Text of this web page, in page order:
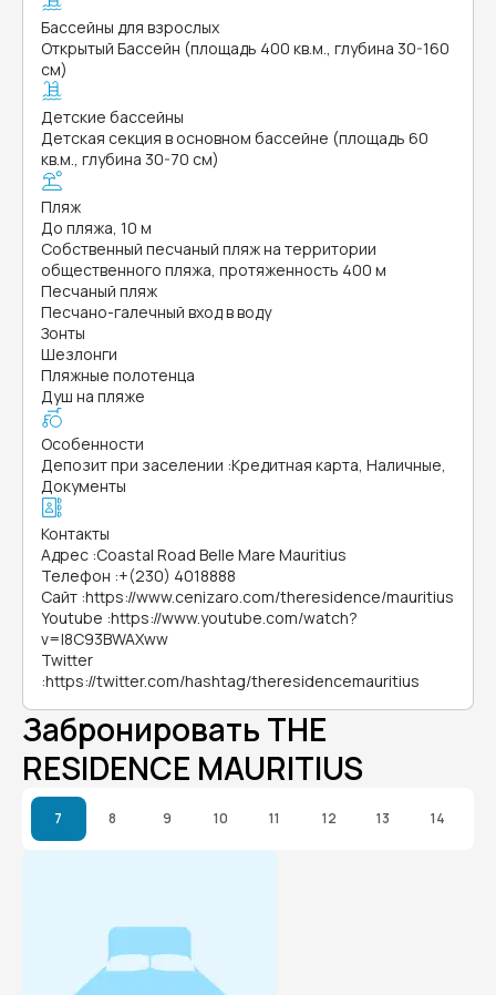
Бассейны для взрослых
Открытый Бассейн (площадь 400 кв.м., глубина 30-160
см)
Детские бассейны
Детская секция в основном бассейне (площадь 60
кв.м., глубина 30-70 см)
Пляж
До пляжа, 10 м
Собственный песчаный пляж на территории
общественного пляжа, протяженность 400 м
Песчаный пляж
Песчано-галечный вход в воду
Зонты
Шезлонги
Пляжные полотенца
Душ на пляже
Особенности
Депозит при заселении :Кредитная карта, Наличные,
Документы
Контакты
Адрес :Coastal Road Belle Mare Mauritius
Телефон :+(230) 4018888
Сайт :https://www.cenizaro.com/theresidence/mauritius
Youtube :https://www.youtube.com/watch?
v=I8C93BWAXww
Twitter
:https://twitter.com/hashtag/theresidencemauritius
Забронировать THE
RESIDENCE MAURITIUS
7 8 9 10 11 12 13 14